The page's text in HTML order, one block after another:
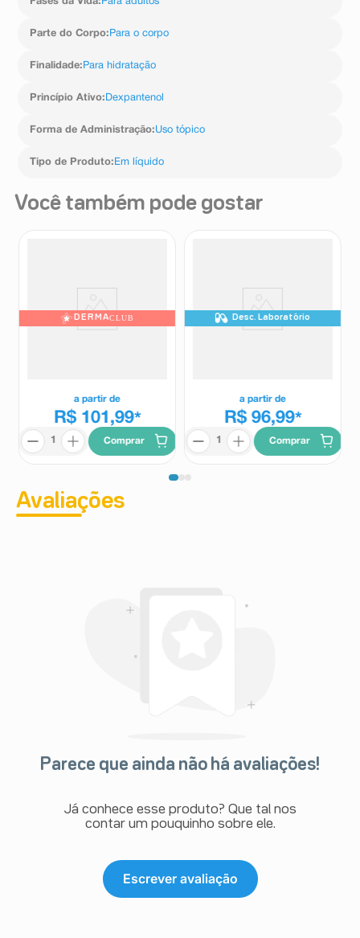
Parte do Corpo: Para o corpo
Finalidade: Para hidratação
Princípio Ativo: Dexpantenol
Forma de Administração:Uso tópico
Tipo de Produto: Em líquido
Você também pode gostar
DERMACLUB
a partir de
R$ 101,99*
Comprar
Desc. Laboratório
a partir de
R$ 96,99*
Comprar
Avaliações
Parece que ainda não há avaliações!
Já conhece esse produto? Que tal nos
contar um pouquinho sobre ele.
Escrever avaliação